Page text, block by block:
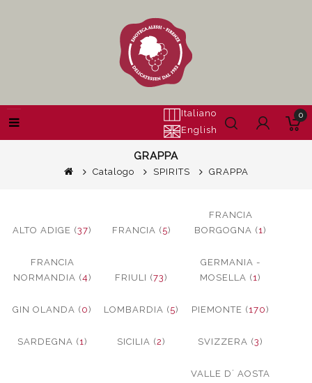
Italiano
English
0
GRAPPA
Catalogo SPIRITS GRAPPA
ALTO ADIGE (37) FRANCIA (5)
FRANCIA
BORGOGNA (1)
FRANCIA
NORMANDIA (4) FRIULI (73)
GERMANIA -
MOSELLA (1)
GIN OLANDA (0) LOMBARDIA (5) PIEMONTE (170)
SARDEGNA (1) SICILIA (2) SVIZZERA (3)
VALLE D´ AOSTA